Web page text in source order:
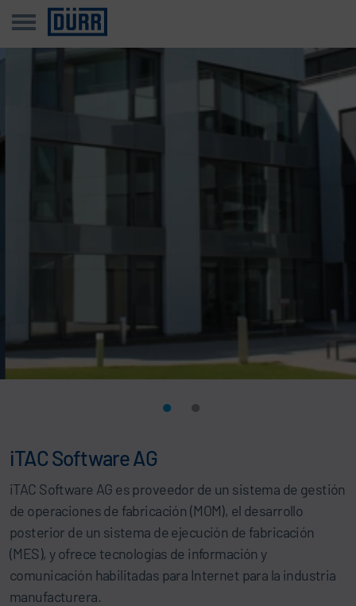
iTAC Software AG
iTAC Software AG es proveedor de un sistema de gestión
de operaciones de fabricación (MOM), el desarrollo
posterior de un sistema de ejecución de fabricación
(MES), y ofrece tecnologías de información y
comunicación habilitadas para Internet para la industria
manufacturera.